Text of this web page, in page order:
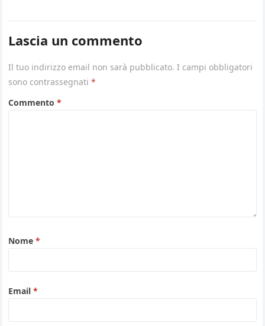
Lascia un commento
Il tuo indirizzo email non sarà pubblicato. I campi obbligatori
sono contrassegnati*
Commento*
Nome*
Email*